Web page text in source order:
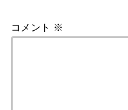
コメント ※